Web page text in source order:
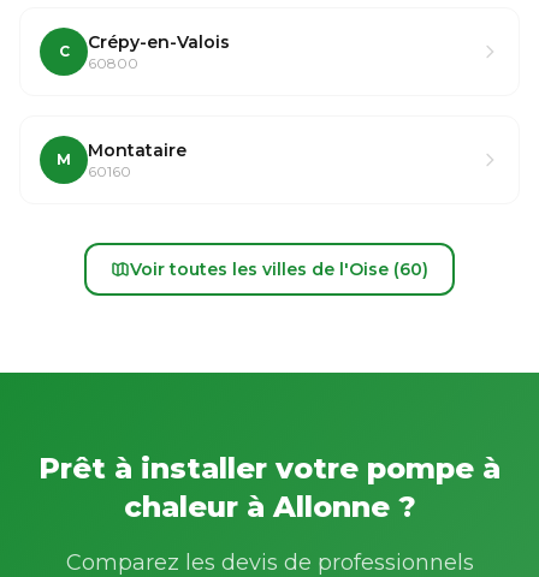
C Crépy-en-Valois
60800
M Montataire
60160
Voir toutes les villes de l'Oise (60)
Prêt à installer votre pompe à
chaleur à Allonne ?
Comparez les devis de professionnels